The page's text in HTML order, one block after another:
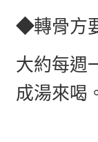
◆轉骨方
大約每週
成湯來喝